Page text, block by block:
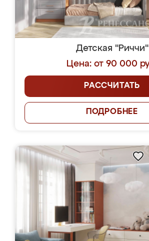
Детская "Риччи"
Цена: от 90 000
РАССЧИТАТЬ
ПОДРОБНЕЕ